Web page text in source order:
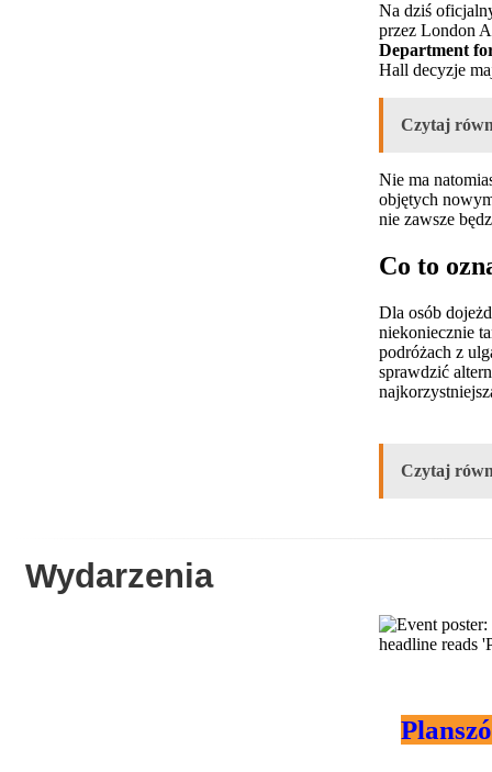
Na dziś
przez London
Department
Hall decyzje
Czytaj
Nie ma
objętych
nie zawsze
Co to
Dla osób
niekoniecznie
podróżach z
sprawdzić
Czytaj
Wydarzenia